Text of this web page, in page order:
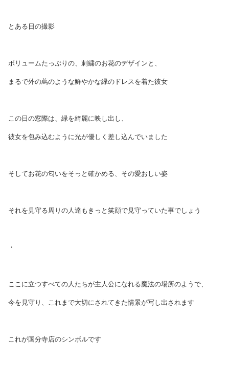
とある日の撮影
ボリュームたっぷりの、刺繍のお花のデザインと、
まるで外の蔦のような鮮やかな緑のドレスを着た彼女
この日の窓際は、緑を綺麗に映し出し、
彼女を包み込むように光が優しく差し込んでいました
そしてお花の匂いをそっと確かめる、その愛おしい姿
それを見守る周りの人達もきっと笑顔で見守っていた事でしょう
・
ここに立つすべての人たちが主人公になれる魔法の場所のようで、
今を見守り、これまで大切にされてきた情景が写し出されます
これが国分寺店のシンボルです